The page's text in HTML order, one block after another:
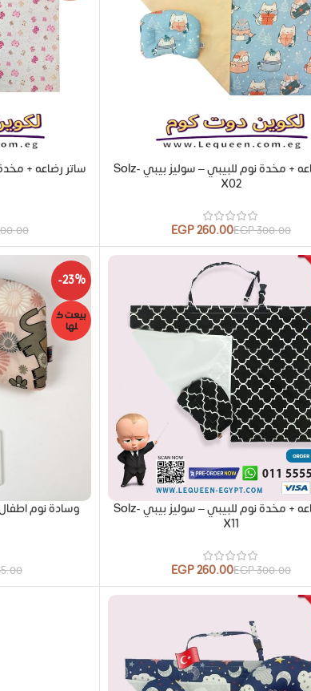
ساتر رضاعه + مخدة نوم للبيبي – سوليز بيبي Solz-
X02
300.00
EGP
260.00
EGP
ساتر رضاعه + مخدة نوم للبيبي – سوليز بيبي Solz-
X11
300.00
EGP
260.00
EGP
-23%
بيعت ك
لها
وسادة نوم